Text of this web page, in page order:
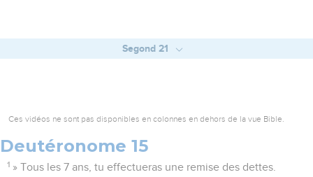
Segond 21
Ces vidéos ne sont pas disponibles en colonnes en dehors de la vue Bible.
Deutéronome 15
1 » Tous les 7 ans, tu effectueras une remise des dettes.